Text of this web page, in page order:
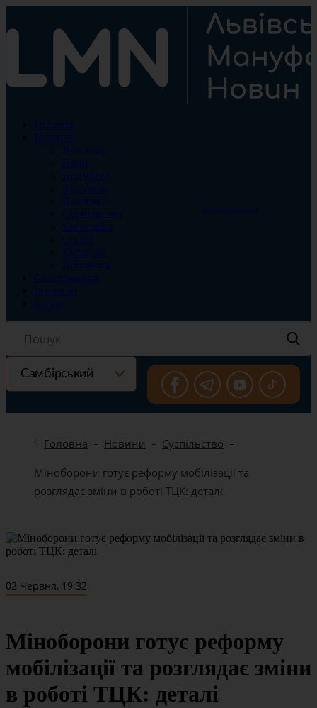
Підтримати проект
Головна
Новини
Важливо
Події
Кримінал
Здоров’я
Політика
Суспільство
Економіка
Спорт
Культура
Допомога
Спецпроекти
Інтерв`ю
Блоги
Самбірський
Головна Новини Суспільство
Міноборони готує реформу мобілізації та
розглядає зміни в роботі ТЦК: деталі
02 Червня, 19:32
Міноборони готує реформу
мобілізації та розглядає зміни
в роботі ТЦК: деталі